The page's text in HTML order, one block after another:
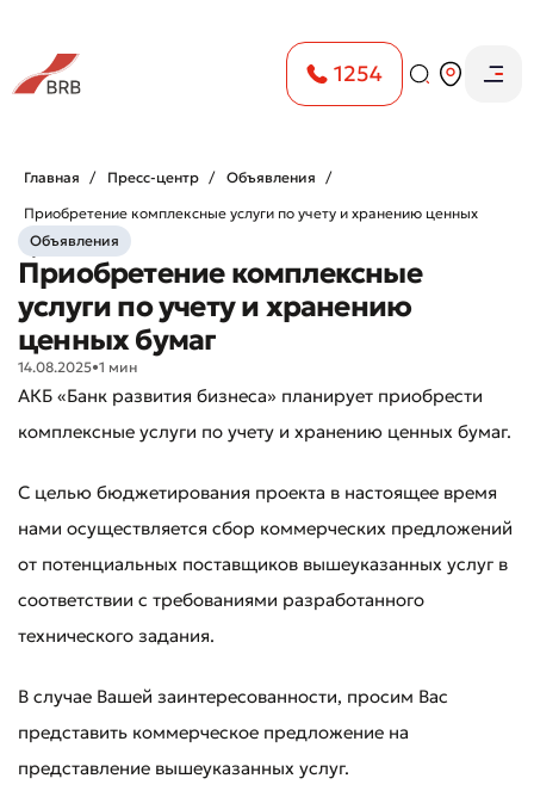
1254
Главная Пресс-центр
Объявления
Приобретение комплексные услуги по учету и хранению ценных
бумаг
Объявления
Приобретение комплексные
услуги по учету и хранению
ценных бумаг
14.08.2025•1 мин
АКБ «Банк развития бизнеса» планирует приобрести
комплексные услуги по учету и хранению ценных бумаг.
С целью бюджетирования проекта в настоящее время
нами осуществляется сбор коммерческих предложений
от потенциальных поставщиков вышеуказанных услуг в
соответствии с требованиями разработанного
технического задания.
В случае Вашей заинтересованности, просим Вас
представить коммерческое предложение на
представление вышеуказанных услуг.